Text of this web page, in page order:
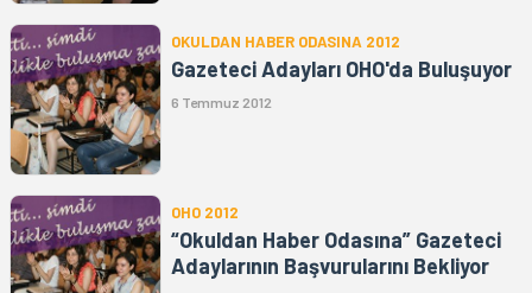
OKULDAN HABER ODASINA 2012
Gazeteci Adayları OHO'da Buluşuyor
6 Temmuz 2012
OHO 2012
“Okuldan Haber Odasına” Gazeteci
Adaylarının Başvurularını Bekliyor